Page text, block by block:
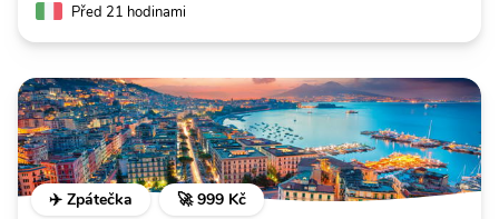
Před 21 hodinami
✈️ Zpátečka 🚀 999 Kč